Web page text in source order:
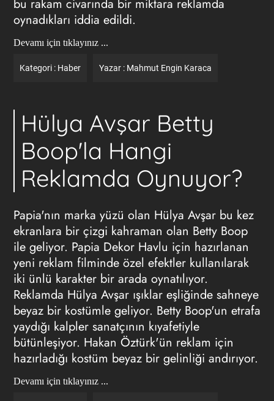
bu rakam civarında bir miktara reklamda
oynadıkları iddia edildi.
Devamı için tıklayınız ...
Kategori : Haber Yazar : Mahmut Engin Karaca
Hülya Avşar Betty
Boop'la Hangi
Reklamda Oynuyor?
Papia'nın marka yüzü olan Hülya Avşar bu kez
ekranlara bir çizgi kahraman olan Betty Boop
ile geliyor. Papia Dekor Havlu için hazırlanan
yeni reklam filminde özel efektler kullanılarak
iki ünlü karakter bir arada oynatılıyor.
Reklamda Hülya Avşar ışıklar eşliğinde sahneye
beyaz bir kostümle geliyor. Betty Boop'un etrafa
yaydığı kalpler sanatçının kıyafetiyle
bütünleşiyor. Hakan Öztürk'ün reklam için
hazırladığı kostüm beyaz bir gelinliği andırıyor.
Devamı için tıklayınız ...